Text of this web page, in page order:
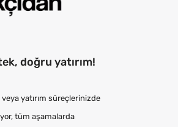
doğru yatırım!
yatırım süreçlerinizde
tüm aşamalarda